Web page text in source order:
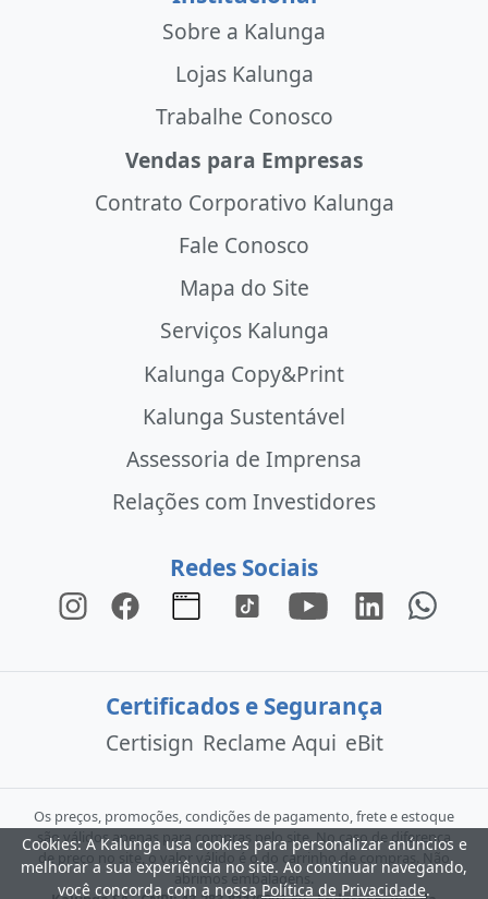
Sobre a Kalunga
Lojas Kalunga
Trabalhe Conosco
Vendas para Empresas
Contrato Corporativo Kalunga
Fale Conosco
Mapa do Site
Serviços Kalunga
Kalunga Copy&Print
Kalunga Sustentável
Assessoria de Imprensa
Relações com Investidores
Redes Sociais
Certificados e Segurança
Certisign Reclame Aqui eBit
Os preços, promoções, condições de pagamento, frete e estoque
são válidos apenas para compras pelo site. No caso de diferença
de preço no site, o valor válido é o do carrinho de compras. Não
abrimos embalagens.
Cookies: A Kalunga usa cookies para personalizar anúncios e
melhorar a sua experiência no site. Ao continuar navegando,
você concorda com a nossa Política de Privacidade.